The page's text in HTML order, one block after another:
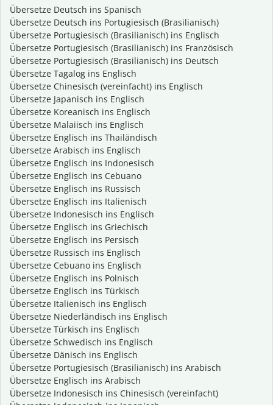
Übersetze Deutsch ins Spanisch
Übersetze Deutsch ins Portugiesisch (Brasilianisch)
Übersetze Portugiesisch (Brasilianisch) ins Englisch
Übersetze Portugiesisch (Brasilianisch) ins Französisch
Übersetze Portugiesisch (Brasilianisch) ins Deutsch
Übersetze Tagalog ins Englisch
Übersetze Chinesisch (vereinfacht) ins Englisch
Übersetze Japanisch ins Englisch
Übersetze Koreanisch ins Englisch
Übersetze Malaiisch ins Englisch
Übersetze Englisch ins Thailändisch
Übersetze Arabisch ins Englisch
Übersetze Englisch ins Indonesisch
Übersetze Englisch ins Cebuano
Übersetze Englisch ins Russisch
Übersetze Englisch ins Italienisch
Übersetze Indonesisch ins Englisch
Übersetze Englisch ins Griechisch
Übersetze Englisch ins Persisch
Übersetze Russisch ins Englisch
Übersetze Cebuano ins Englisch
Übersetze Englisch ins Polnisch
Übersetze Englisch ins Türkisch
Übersetze Italienisch ins Englisch
Übersetze Niederländisch ins Englisch
Übersetze Türkisch ins Englisch
Übersetze Schwedisch ins Englisch
Übersetze Dänisch ins Englisch
Übersetze Portugiesisch (Brasilianisch) ins Arabisch
Übersetze Englisch ins Arabisch
Übersetze Indonesisch ins Chinesisch (vereinfacht)